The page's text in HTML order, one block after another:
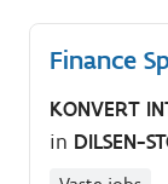
voor een
Finance
KONVERT
in DILSEN-